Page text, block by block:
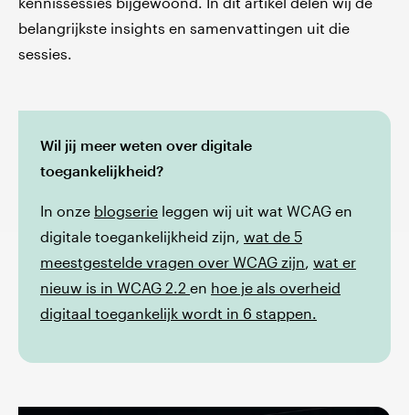
belangrijkste insights en samenvattingen uit die
sessies.
Wil jij meer weten over digitale
toegankelijkheid?
In onze blogserie leggen wij uit wat WCAG en
digitale toegankelijkheid zijn, wat de 5
meestgestelde vragen over WCAG zijn, wat er
nieuw is in WCAG 2.2 en hoe je als overheid
digitaal toegankelijk wordt in 6 stappen.